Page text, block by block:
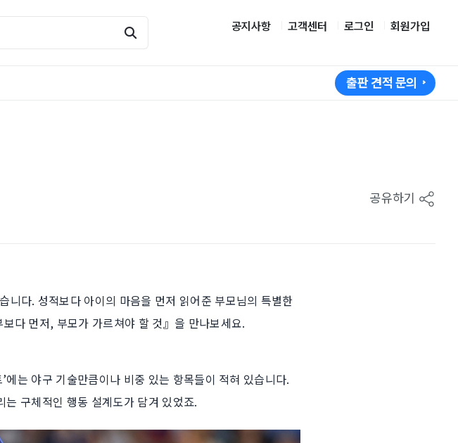
공지사항 고객센터 로그인 회원가입
출판 견적 문의
공유하기
니다. 성적보다 아이의 마음을 먼저 읽어준 부모님의 특별한
다 먼저, 부모가 가르쳐야 할 것』을 만나보세요.
는 야구 기술만큼이나 비중 있는 항목들이 적혀 있습니다.
구체적인 행동 설계도가 담겨 있었죠.